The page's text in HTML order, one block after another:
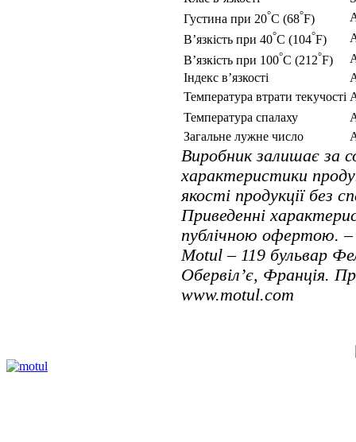
Густина при 20°C (68°F)
В’язкість при 40°C (104°F)
В’язкість при 100°C (212°F)
Індекс в’язкості
Температура втрати текучості
Температура спалаху
Загальне лужне число
Виробник залишає за
характеристики
якості продукції без
Приведенні
публічною офертою. –
Motul – 119 бульвар
Обервіл’є, Франція.
www.motul.com